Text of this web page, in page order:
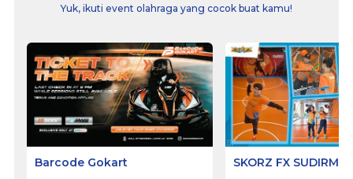
Yuk, ikuti event olahraga yang cocok buat kamu!
Barcode Gokart SKORZ FX